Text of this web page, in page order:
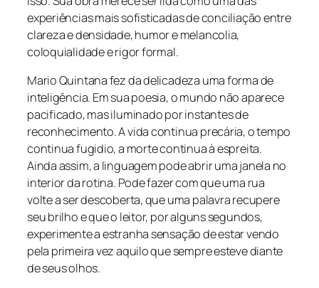
experiências mais sofisticadas de conciliação entre
clareza e densidade, humor e melancolia,
coloquialidade e rigor formal.
Mario Quintana fez da delicadeza uma forma de
inteligência. Em sua poesia, o mundo não aparece
pacificado, mas iluminado por instantes de
reconhecimento. A vida continua precária, o tempo
continua fugidio, a morte continua à espreita.
Ainda assim, a linguagem pode abrir uma janela no
interior da rotina. Pode fazer com que uma rua
volte a ser descoberta, que uma palavra recupere
seu brilho e que o leitor, por alguns segundos,
experimente a estranha sensação de estar vendo
pela primeira vez aquilo que sempre esteve diante
de seus olhos.